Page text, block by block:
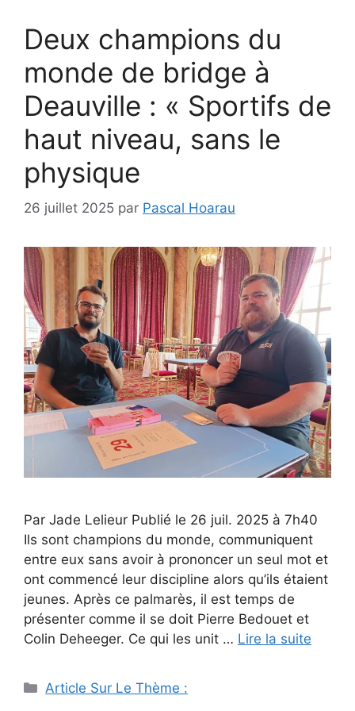
Deux champions du
monde de bridge à
Deauville : « Sportifs de
haut niveau, sans le
physique
26 juillet 2025 par Pascal Hoarau
Par Jade Lelieur Publié le 26 juil. 2025 à 7h40
Ils sont champions du monde, communiquent
entre eux sans avoir à prononcer un seul mot et
ont commencé leur discipline alors qu’ils étaient
jeunes. Après ce palmarès, il est temps de
présenter comme il se doit Pierre Bedouet et
Colin Deheeger. Ce qui les unit … Lire la suite
Catégories
Article Sur Le Thème :